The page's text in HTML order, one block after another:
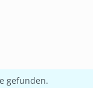
gefunden.